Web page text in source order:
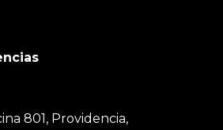
801, Providencia,